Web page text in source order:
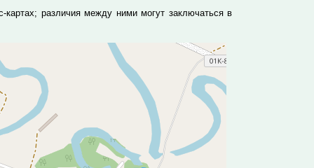
различия между ними могут заключаться в